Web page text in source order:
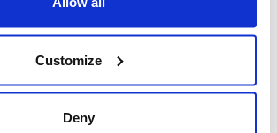
Customize
Deny
calendrier :